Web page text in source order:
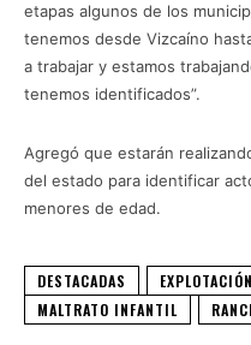
etapas algunos de los
tenemos desde Vizcaíno
a trabajar y estamos
tenemos identificados”.
Agregó que estarán
del estado para identificar
menores de edad.
DESTACADAS
MALTRATO INFANTIL